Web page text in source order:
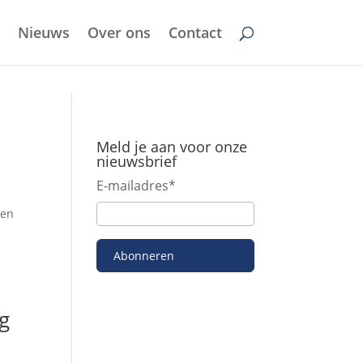
Nieuws Over ons Contact
Meld je aan voor onze
nieuwsbrief
E-mailadres*
Abonneren